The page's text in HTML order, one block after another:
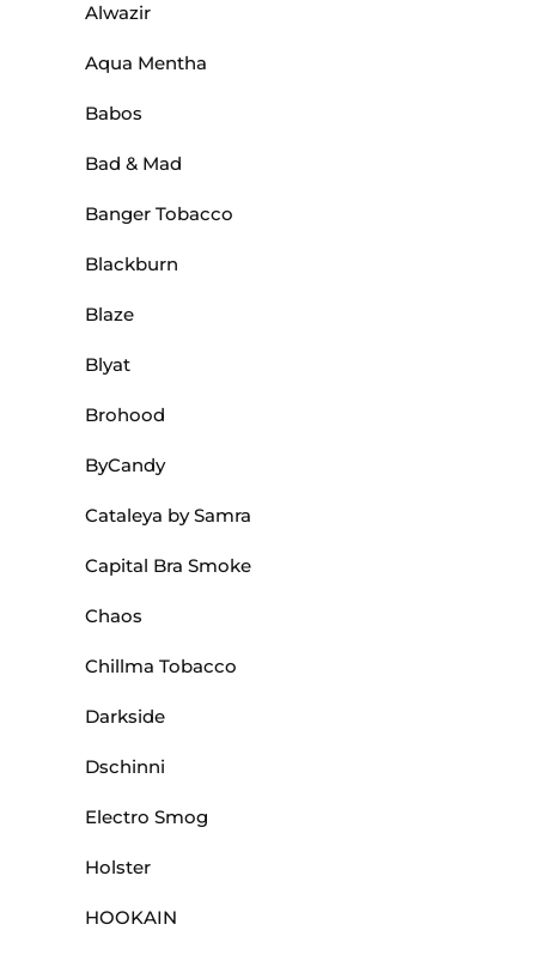
Alwazir
Aqua Mentha
Babos
Bad & Mad
Banger Tobacco
Blackburn
Blaze
Blyat
Brohood
ByCandy
Cataleya by Samra
Capital Bra Smoke
Chaos
Chillma Tobacco
Darkside
Dschinni
Electro Smog
Holster
HOOKAIN